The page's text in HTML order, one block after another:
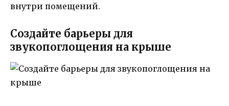
внутри помещений.
Создайте барьеры для
звукопоглощения на крыше